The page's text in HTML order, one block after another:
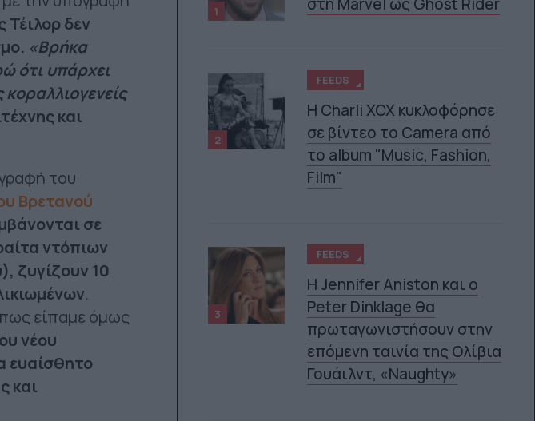
Τέιλορ δεν
«Βρήκα
ότι υπάρχει
και
του
Βρετανού
σε
ντόπιων
ζυγίζουν 10
.
είπαμε όμως
νέου
ευαίσθητο
και
1
2
FEEDS
H Charli XCX κυκλοφόρησε
σε βίντεο το Camera από
το album "Music, Fashion,
Film"
3
FEEDS
Η Jennifer Aniston και ο
Peter Dinklage θα
πρωταγωνιστήσουν στην
επόμενη ταινία της Ολίβια
Γουάιλντ, «Naughty»